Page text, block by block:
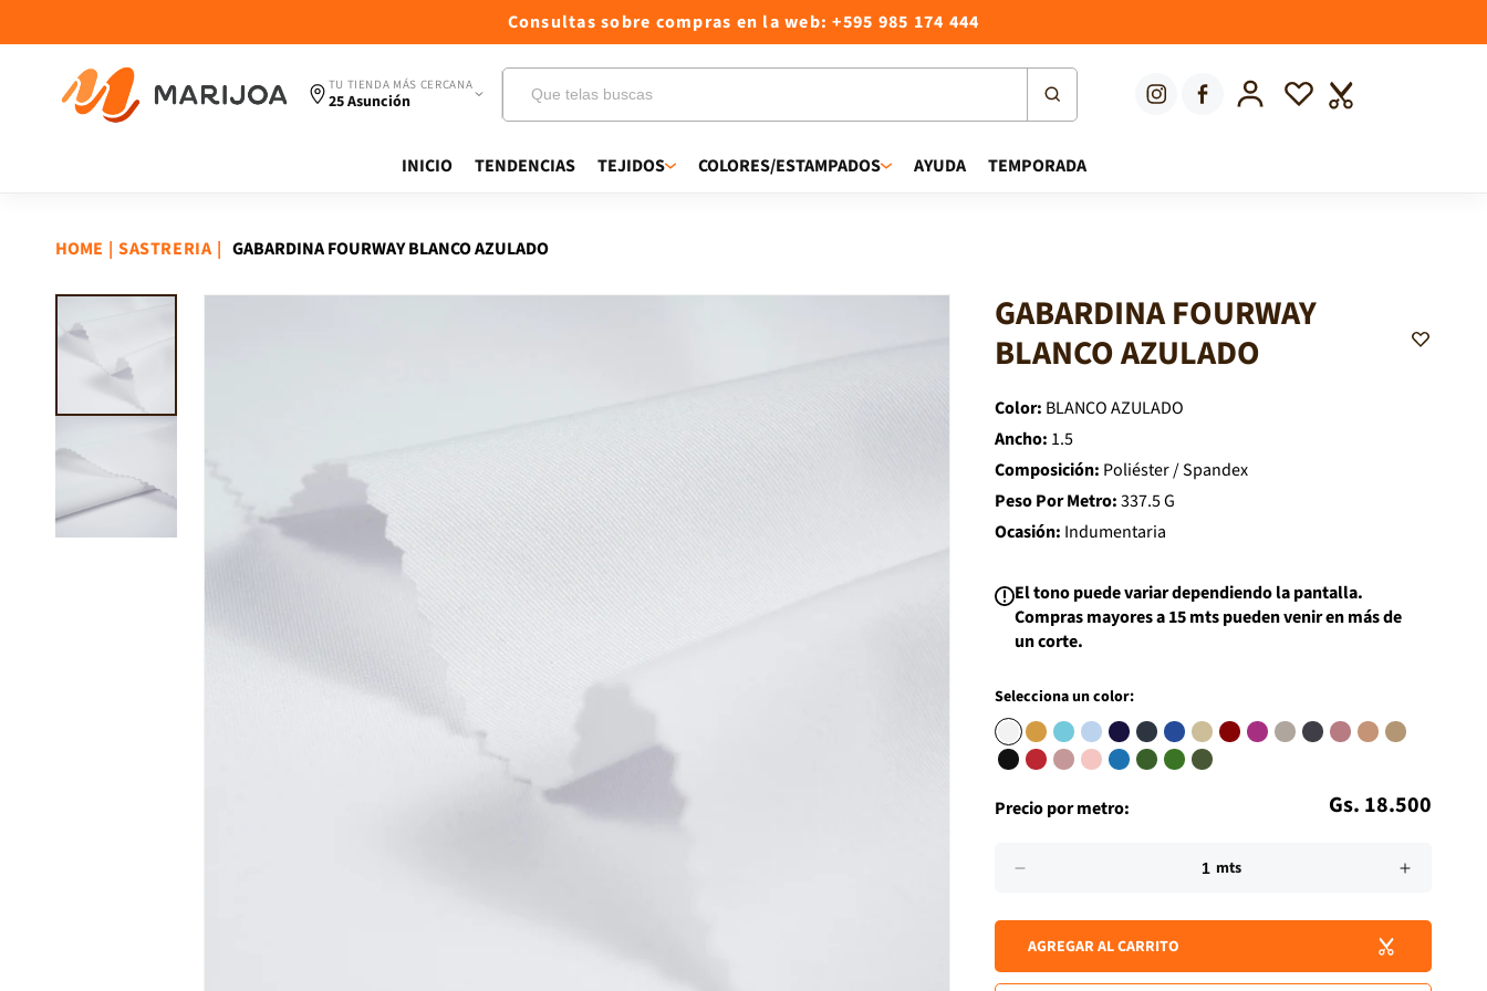
Consultas sobre compras en la web: +595 985 174 444
al contenido
TU TIENDA MÁS CERCANA
25 Asunción
INICIO TENDENCIAS TEJIDOS COLORES/ESTAMPADOS AYUDA TEMPORADA
Iniciar sesiónLista de deseos
Carrito
HOME | SASTRERIA | GABARDINA FOURWAY BLANCO AZULADO
directamente
a la
información
del producto
GABARDINA FOURWAY
BLANCO AZULADO
A
Color: BLANCO AZULADO
Ancho: 1.5
Composición: Poliéster / Spandex
Peso Por Metro:337.5 G
Ocasión: Indumentaria
El tono puede variar dependiendo la pantalla.
Compras mayores a 15 mts pueden venir en más de
un corte.
Selecciona un color:
Precio por metro:
Precio
Gs. 18.500
de
envío
se
para
GABARDINA
FOURWAY
mts
para
AGREGAR AL CARRITO